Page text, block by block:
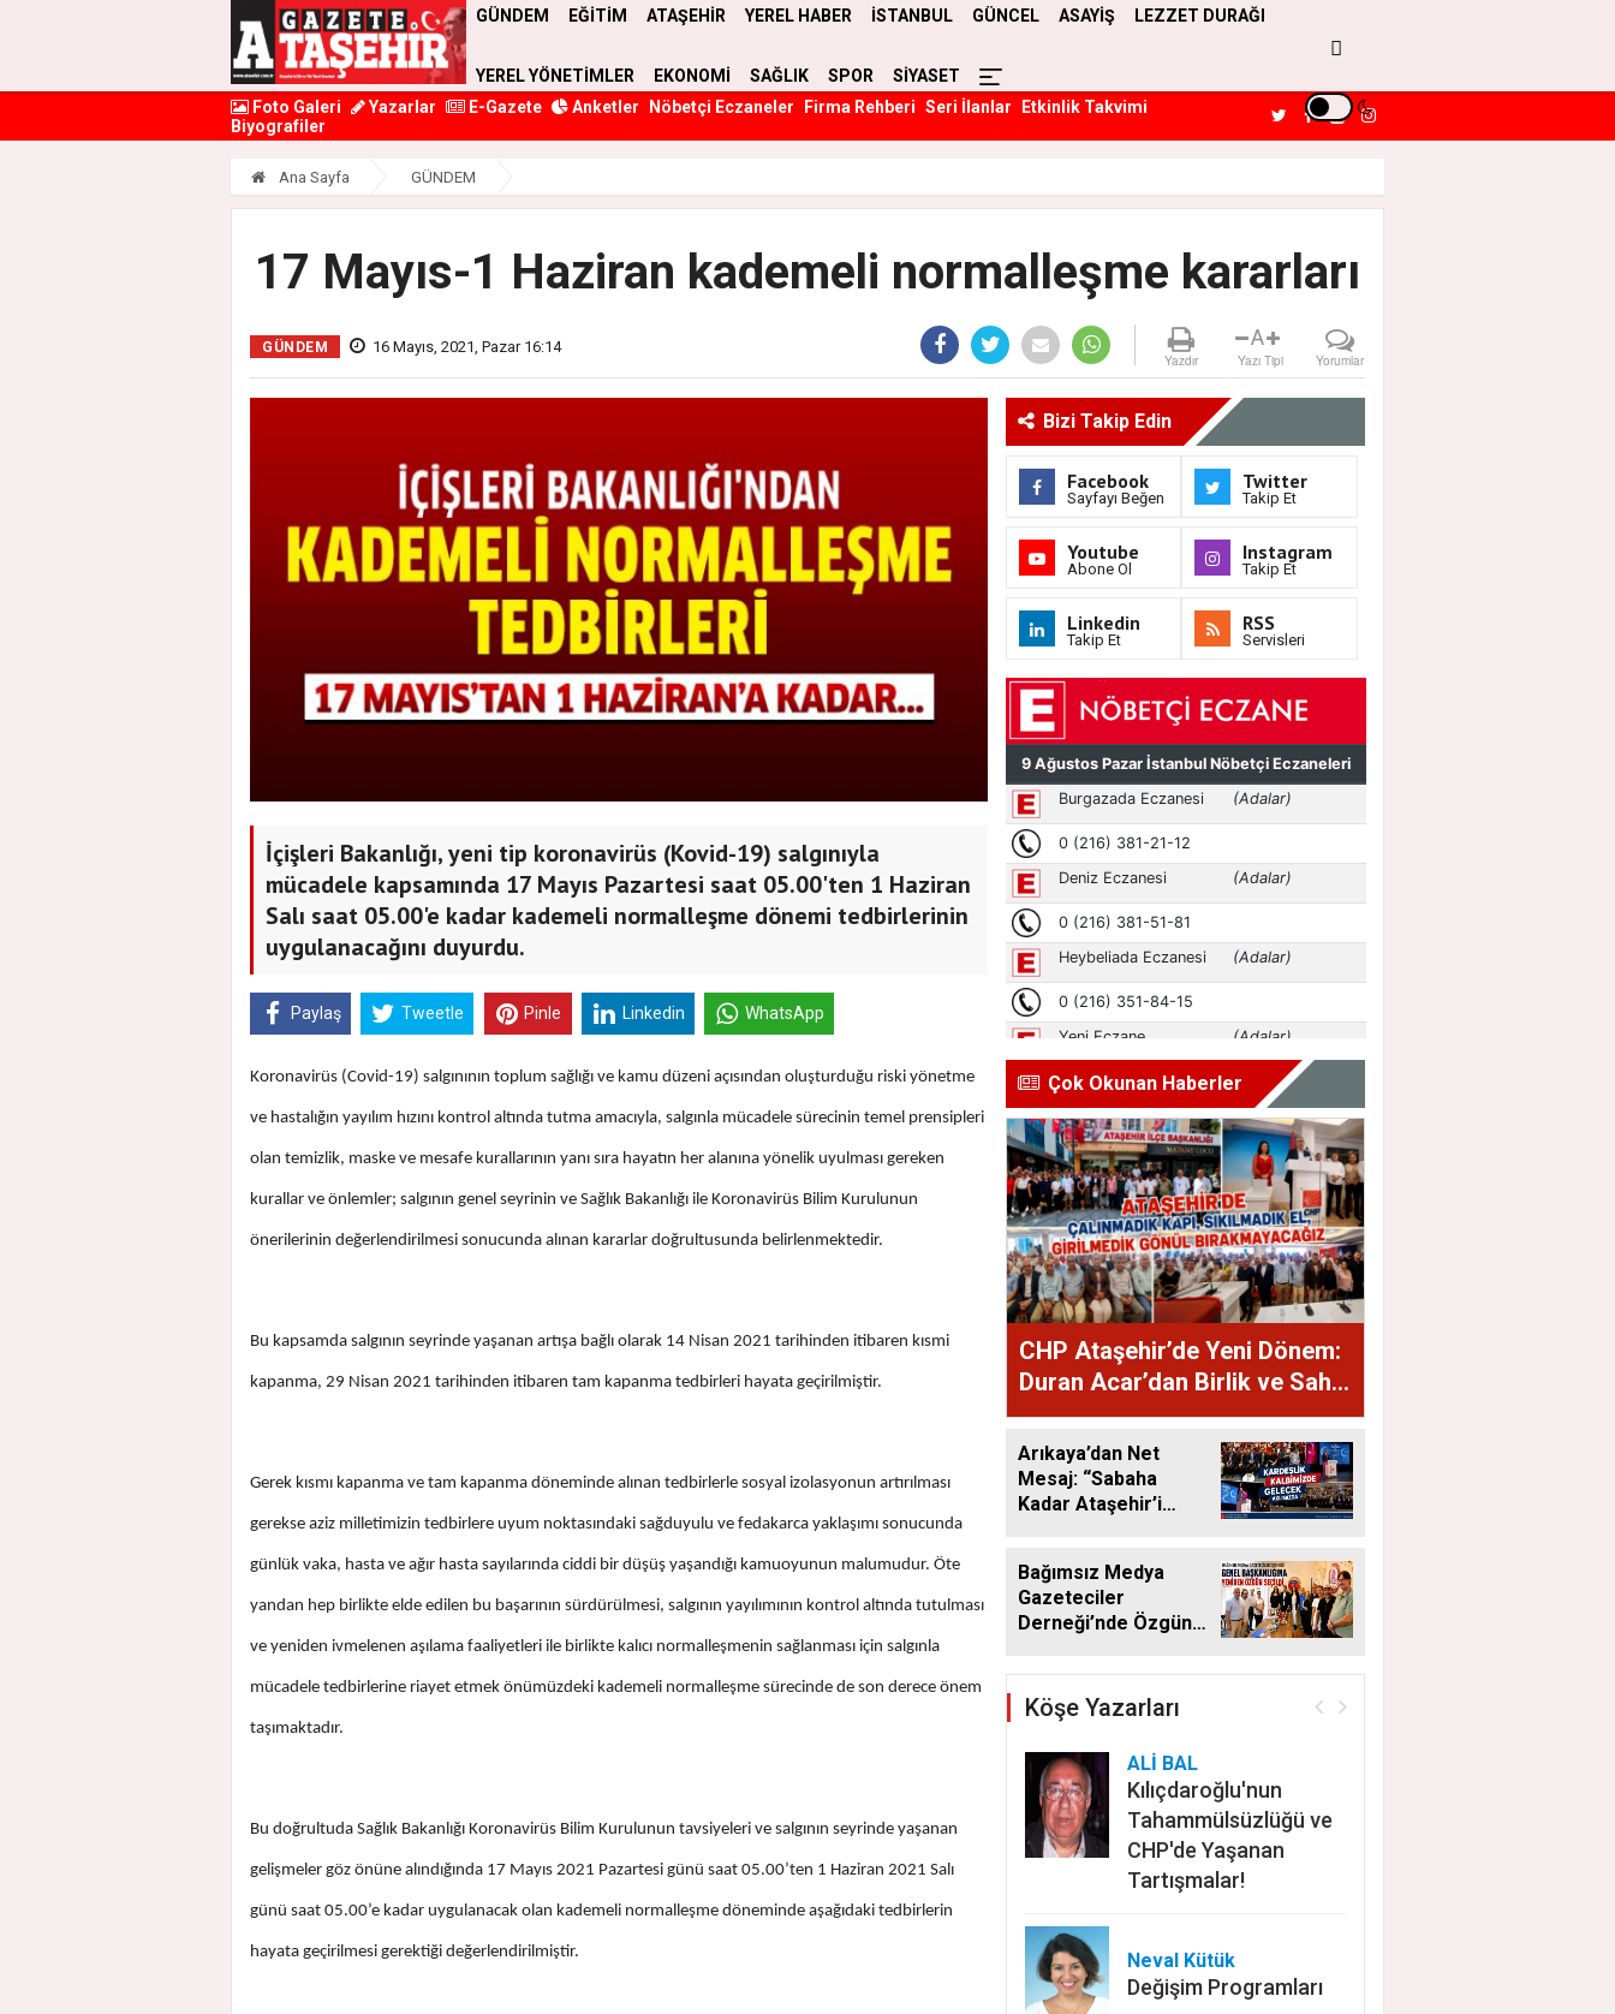
GÜNDEM EĞİTİM ATAŞEHİR YEREL HABER İSTANBUL GÜNCEL ASAYİŞ LEZZET DURAĞI
YEREL YÖNETİMLER EKONOMİ SAĞLIK SPOR
SİYASET
Foto Galeri
Yazarlar E-Gazete Anketler Nöbetçi Eczaneler Firma Rehberi Seri İlanlar
Etkinlik Takvimi
Biyografiler
Ana Sayfa GÜNDEM
17 Mayıs-1 Haziran kademeli normalleşme kararları
GÜNDEM 16 Mayıs, 2021, Pazar 16:14
Yazdır
A
Yazı Tipi Yorumlar
İçişleri Bakanlığı, yeni tip koronavirüs (Kovid-19) salgınıyla
mücadele kapsamında 17 Mayıs Pazartesi saat 05.00'ten 1 Haziran
Salı saat 05.00'e kadar kademeli normalleşme dönemi tedbirlerinin
uygulanacağını duyurdu.
Paylaş Tweetle Pinle Linkedin WhatsApp
Koronavirüs (Covid-19) salgınının toplum sağlığı ve kamu düzeni açısından oluşturduğu riski yönetme
ve hastalığın yayılım hızını kontrol altında tutma amacıyla, salgınla mücadele sürecinin temel prensipleri
olan temizlik, maske ve mesafe kurallarının yanı sıra hayatın her alanına yönelik uyulması gereken
kurallar ve önlemler; salgının genel seyrinin ve Sağlık Bakanlığı ile Koronavirüs Bilim Kurulunun
önerilerinin değerlendirilmesi sonucunda alınan kararlar doğrultusunda belirlenmektedir.
Bu kapsamda salgının seyrinde yaşanan artışa bağlı olarak 14 Nisan 2021 tarihinden itibaren kısmi
kapanma, 29 Nisan 2021 tarihinden itibaren tam kapanma tedbirleri hayata geçirilmiştir.
Gerek kısmı kapanma ve tam kapanma döneminde alınan tedbirlerle sosyal izolasyonun artırılması
gerekse aziz milletimizin tedbirlere uyum noktasındaki sağduyulu ve fedakarca yaklaşımı sonucunda
günlük vaka, hasta ve ağır hasta sayılarında ciddi bir düşüş yaşandığı kamuoyunun malumudur. Öte
yandan hep birlikte elde edilen bu başarının sürdürülmesi, salgının yayılımının kontrol altında tutulması
ve yeniden ivmelenen aşılama faaliyetleri ile birlikte kalıcı normalleşmenin sağlanması için salgınla
mücadele tedbirlerine riayet etmek önümüzdeki kademeli normalleşme sürecinde de son derece önem
taşımaktadır.
Bu doğrultuda Sağlık Bakanlığı Koronavirüs Bilim Kurulunun tavsiyeleri ve salgının seyrinde yaşanan
gelişmeler göz önüne alındığında 17 Mayıs 2021 Pazartesi günü saat 05.00’ten 1 Haziran 2021 Salı
günü saat 05.00’e kadar uygulanacak olan kademeli normalleşme döneminde aşağıdaki tedbirlerin
hayata geçirilmesi gerektiği değerlendirilmiştir.
Bizi Takip Edin
Facebook
Sayfayı Beğen
Twitter
Takip Et
Youtube
Abone Ol
Instagram
Takip Et
Linkedin
Takip Et
RSS
Servisleri
Çok Okunan Haberler
CHP Ataşehir’de Yeni Dönem:
Duran Acar’dan Birlik ve Saha
Mesajı
Arıkaya’dan Net
Mesaj: “Sabaha
Kadar Ataşehir’i
Bağımsız Medya
Gazeteciler
Derneği’nde Özgün
Köşe Yazarları
ALİ BAL
Kılıçdaroğlu'nun
Tahammülsüzlüğü ve
CHP'de Yaşanan
Tartışmalar!
Neval Kütük
Değişim Programları